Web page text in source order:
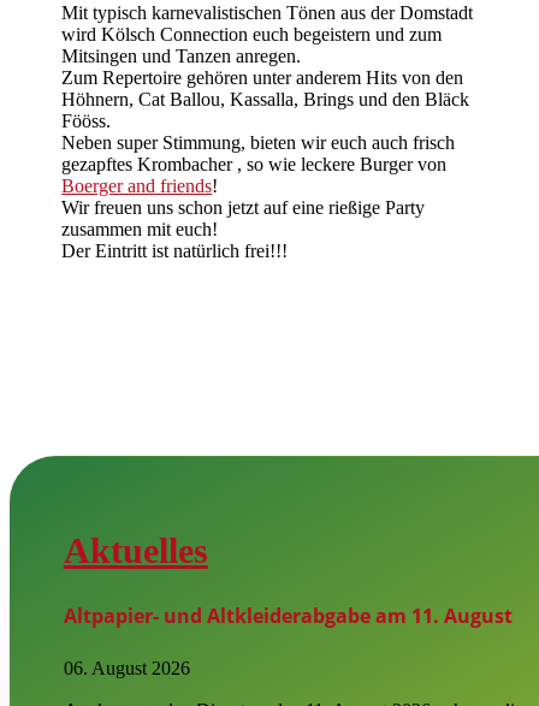
Mit typisch karnevalistischen Tönen aus der Domstadt
wird Kölsch Connection euch begeistern und zum
Mitsingen und Tanzen anregen.
Zum Repertoire gehören unter anderem Hits von den
Höhnern, Cat Ballou, Kassalla, Brings und den Bläck
Fööss.
Neben super Stimmung, bieten wir euch auch frisch
gezapftes Krombacher , so wie leckere Burger von
Boerger and friends!
Wir freuen uns schon jetzt auf eine rießige Party
zusammen mit euch!
Der Eintritt ist natürlich frei!!!
Aktuelles
Altpapier- und Altkleiderabgabe am 11. August
06. August 2026